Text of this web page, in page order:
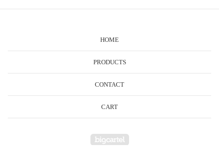
HOME
PRODUCTS
CONTACT
CART
Powered by Big Cartel